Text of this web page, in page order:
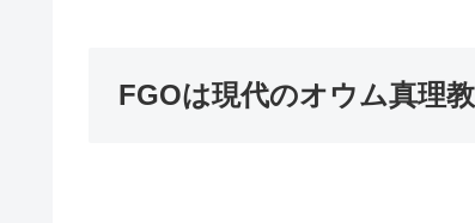
FGOは現代のオウム真理教